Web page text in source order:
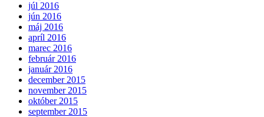
júl 2016
jún 2016
máj 2016
apríl 2016
marec 2016
február 2016
január 2016
december 2015
november 2015
október 2015
september 2015